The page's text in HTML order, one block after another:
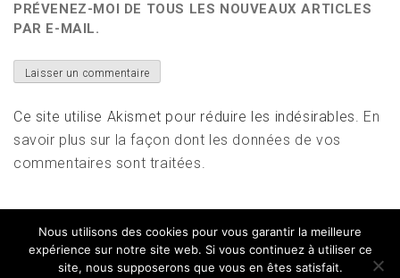
PRÉVENEZ-MOI DE TOUS LES NOUVEAUX ARTICLES
PAR E-MAIL.
Ce site utilise Akismet pour réduire les indésirables. En
savoir plus sur la façon dont les données de vos
commentaires sont traitées
Nous utilisons des cookies pour vous garantir la meilleure
expérience sur notre site web. Si vous continuez à utiliser ce
site, nous supposerons que vous en êtes satisfait.